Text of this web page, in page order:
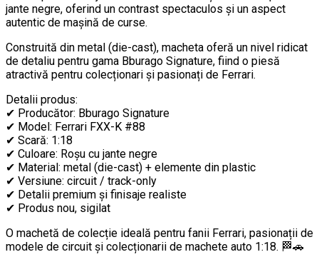
jante negre, oferind un contrast spectaculos și un aspect
autentic de mașină de curse.
Construită din metal (die-cast), macheta oferă un nivel ridicat
de detaliu pentru gama Bburago Signature, fiind o piesă
atractivă pentru colecționari și pasionați de Ferrari.
Detalii produs:
✔ Producător: Bburago Signature
✔ Model: Ferrari FXX-K #88
✔ Scară: 1:18
✔ Culoare: Roșu cu jante negre
✔ Material: metal (die-cast) + elemente din plastic
✔ Versiune: circuit / track-only
✔ Detalii premium și finisaje realiste
✔ Produs nou, sigilat
O machetă de colecție ideală pentru fanii Ferrari, pasionații de
modele de circuit și colecționarii de machete auto 1:18. 🏁🚗